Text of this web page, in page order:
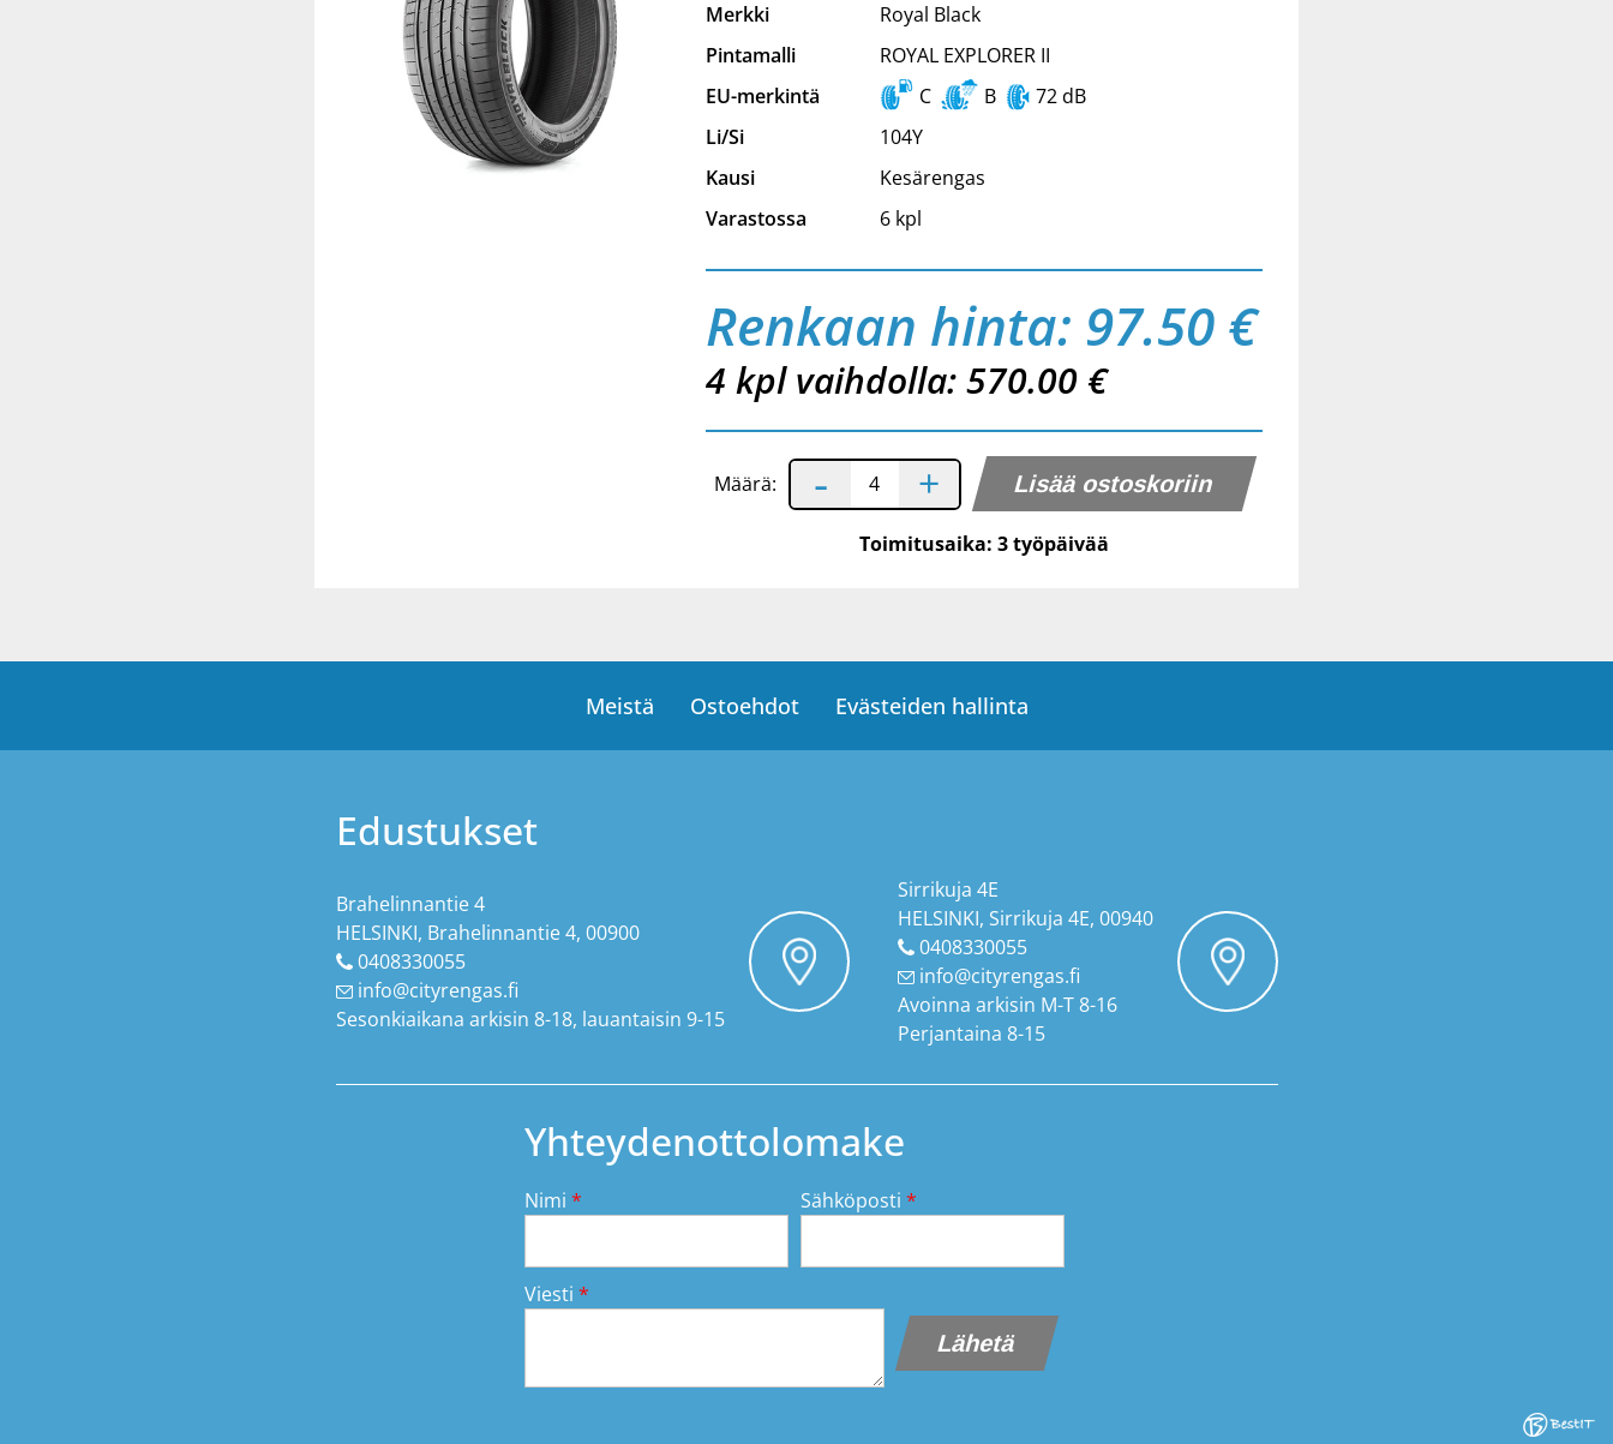
Merkki
Royal Black
Pintamalli
ROYAL EXPLORER II
EU-merkintä
C B
72 dB
Li/Si
104Y
Kausi
Kesärengas
Varastossa
6 kpl
Renkaan hinta: 97.50 €
4 kpl vaihdolla: 570.00 €
Määrä: - +
Toimitusaika: 3 työpäivää
Meistä Ostoehdot Evästeiden hallinta
Edustukset
Brahelinnantie 4
HELSINKI, Brahelinnantie 4, 00900
0408330055
info@cityrengas.fi
Sesonkiaikana arkisin 8-18, lauantaisin 9-15
Sirrikuja 4E
HELSINKI, Sirrikuja 4E, 00940
0408330055
info@cityrengas.fi
Avoinna arkisin M-T 8-16
Perjantaina 8-15
Yhteydenottolomake
Nimi * Sähköposti *
Viesti *